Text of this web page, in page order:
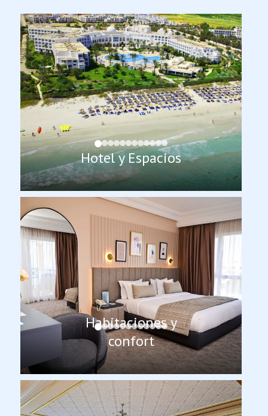
Hotel y Espacios
Habitaciones y
confort